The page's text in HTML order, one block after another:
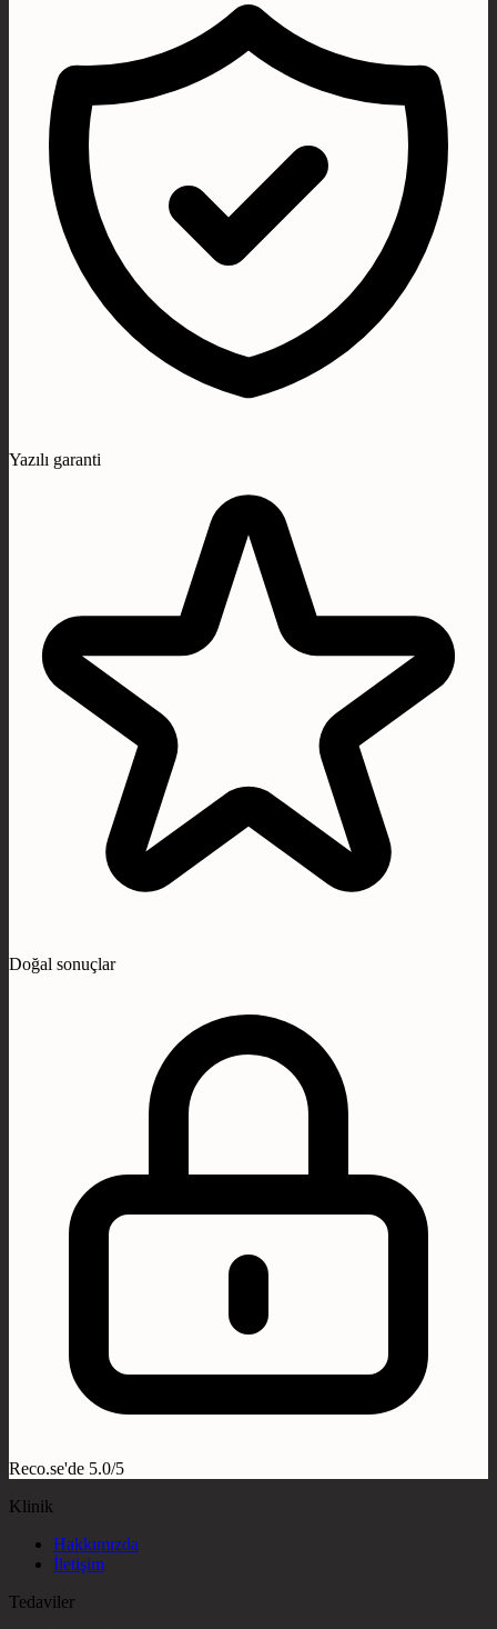
Yazılı garanti
Doğal sonuçlar
Reco.se'de 5.0/5
Klinik
Hakkımızda
İletişim
Tedaviler